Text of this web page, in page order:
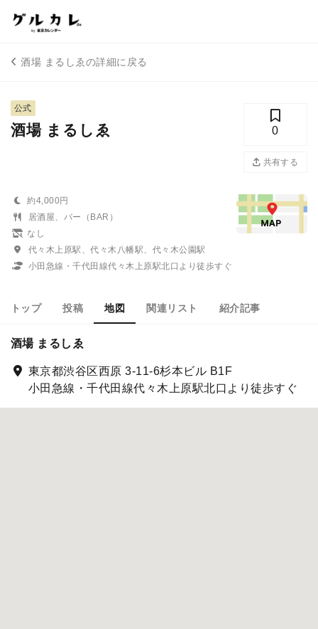
酒場 まるしゑの詳細に戻る
公式
酒場 まるしゑ 0
共有する
約4,000円
居酒屋、バー（BAR）
なし
代々木上原駅、代々木八幡駅、代々木公園駅
小田急線・千代田線代々木上原駅北口より徒歩すぐ
トップ 投稿 地図 関連リスト 紹介記事
酒場 まるしゑ
東京都渋谷区西原 3-11-6杉本ビル B1F
小田急線・千代田線代々木上原駅北口より徒歩すぐ